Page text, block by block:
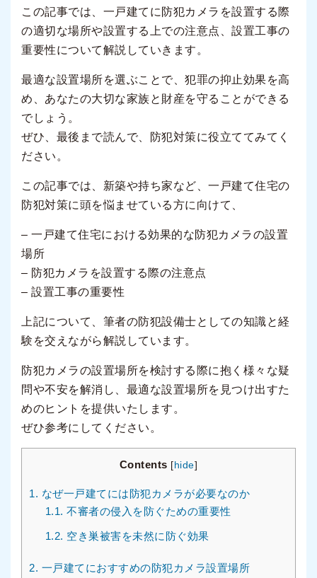
この記事では、一戸建てに防犯カメラを設置する際
の適切な場所や設置する上での注意点、設置工事の
重要性について解説していきます。
最適な設置場所を選ぶことで、犯罪の抑止効果を高
め、あなたの大切な家族と財産を守ることができる
でしょう。
ぜひ、最後まで読んで、防犯対策に役立ててみてく
ださい。
この記事では、新築や持ち家など、一戸建て住宅の
防犯対策に頭を悩ませている方に向けて、
– 一戸建て住宅における効果的な防犯カメラの設置
場所
– 防犯カメラを設置する際の注意点
– 設置工事の重要性
上記について、筆者の防犯設備士としての知識と経
験を交えながら解説しています。
防犯カメラの設置場所を検討する際に抱く様々な疑
問や不安を解消し、最適な設置場所を見つけ出すた
めのヒントを提供いたします。
ぜひ参考にしてください。
Contents [ hide]
1. なぜ一戸建てには防犯カメラが必要なのか
1.1. 不審者の侵入を防ぐための重要性
1.2. 空き巣被害を未然に防ぐ効果
2. 一戸建てにおすすめの防犯カメラ設置場所